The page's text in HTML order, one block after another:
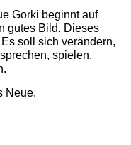
Gorki beginnt auf
gutes Bild. Dieses
soll sich verändern,
spielen,
Neue.